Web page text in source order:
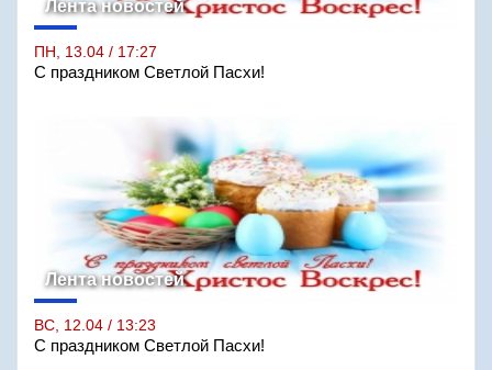
Лента новостей
ПН, 13.04 / 17:27
С праздником Светлой Пасхи!
Лента новостей
ВС, 12.04 / 13:23
С праздником Светлой Пасхи!